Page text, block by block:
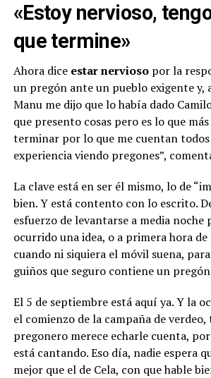
«Estoy nervioso,
que termine»
Ahora dice estar nerviosopor la
un pregón ante un pueblo exigente y,
Manu me dijo que lo había dado
que presento cosas pero es lo que
terminar por lo que me cuentan
experiencia viendo pregones”,
La clave está en ser él mismo, lo de
bien. Y está contento con lo escrito.
esfuerzo de levantarse a media noche
ocurrido una idea, o a primera hora de
cuando ni siquiera el móvil suena,
guiños que seguro contiene un pregón
El 5 de septiembre está aquí ya. Y la
el comienzo de la campaña de verdeo,
pregonero merece echarle cuenta,
está cantando. Eso día, nadie espera
mejor que el de Cela, con que hable